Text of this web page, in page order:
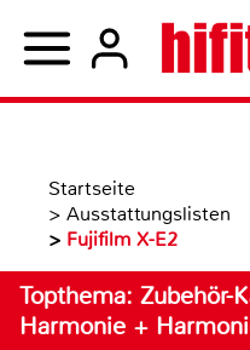
Startseite
> Ausstattungslisten
> Fujifilm X-E2
Topthema: Zubehör-
Harmonie +